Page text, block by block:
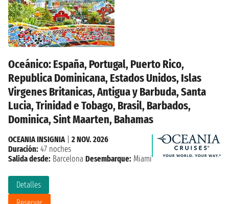
Oceánico: España, Portugal, Puerto Rico,
Republica Dominicana, Estados Unidos, Islas
Virgenes Britanicas, Antigua y Barbuda, Santa
Lucia, Trinidad e Tobago, Brasil, Barbados,
Dominica, Sint Maarten, Bahamas
Detalles
OCEANIA INSIGNIA| 2 NOV. 2026
Duración: 47 noches
Salida desde: Barcelona Desembarque: Miami